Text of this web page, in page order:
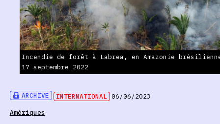
ARCHIVE INTERNATIONAL 06/06/2023
Amériques
Incendie de forêt à Labrea, en Amazonie
17 septembre 2022